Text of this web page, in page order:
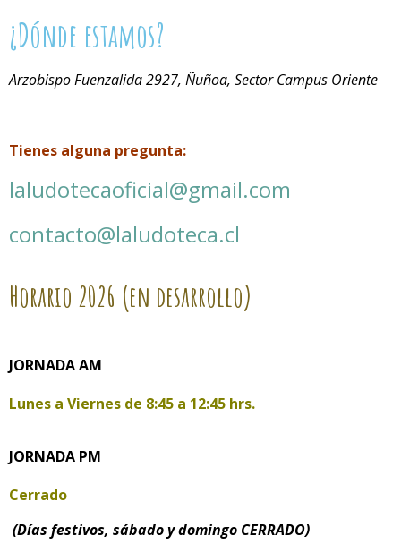
¿Dónde estamos?
Arzobispo Fuenzalida 2927, Ñuñoa, Sector Campus Oriente
Tienes alguna pregunta:
laludotecaoficial@gmail.com
contacto@laludoteca.cl
Horario 2026 (en desarrollo)
JORNADA AM
Lunes a Viernes de 8:45 a 12:45 hrs.
JORNADA PM
Cerrado
(Días festivos, sábado y domingo CERRADO)